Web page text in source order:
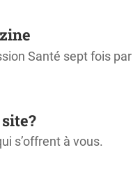
Santé sept fois par
s’offrent à vous.